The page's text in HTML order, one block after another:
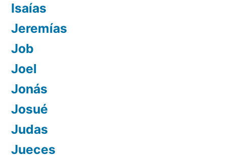
Isaías
Jeremías
Job
Joel
Jonás
Josué
Judas
Jueces